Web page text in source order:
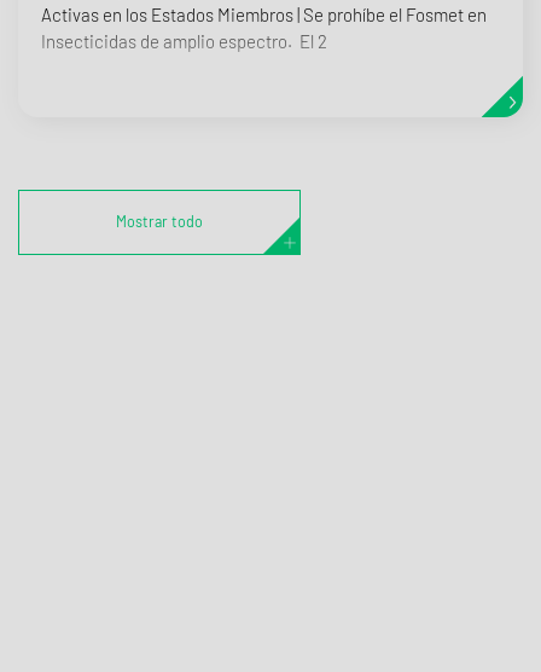
Activas en los Estados Miembros | Se prohíbe el Fosmet en
Insecticidas de amplio espectro. El 2
Mostrar todo